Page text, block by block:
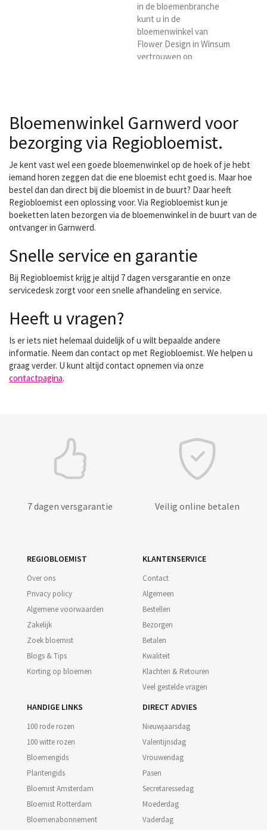
in de bloemenbranche
kunt u in de
bloemenwinkel van
Flower Design in Winsum
vertrouwen op
streven om bloemen en
planten van de best
mogelijke kwaliteit aan te
de regio Winsum.
Bloemenwinkel Garnwerd voor
bezorging via Regiobloemist.
Je kent vast wel een goede bloemenwinkel op de hoek of je hebt
iemand horen zeggen dat die ene bloemist echt goed is. Maar hoe
bestel dan dan direct bij die bloemist in de buurt? Daar heeft
Regiobloemist een oplossing voor. Via Regiobloemist kun je
boeketten laten bezorgen via de bloemenwinkel in de buurt van de
ontvanger in Garnwerd.
Snelle service en garantie
Bij Regiobloemist krijg je altijd 7 dagen versgarantie en onze
servicedesk zorgt voor een snelle afhandeling en service.
Heeft u vragen?
Is er iets niet helemaal duidelijk of u wilt bepaalde andere
informatie. Neem dan contact op met Regiobloemist. We helpen u
graag verder. U kunt altijd contact opnemen via onze
contactpagina.
7 dagen versgarantie Veilig online betalen
REGIOBLOEMIST
Over ons
Privacy policy
Algemene voorwaarden
Zakelijk
Zoek bloemist
Blogs & Tips
Korting op bloemen
KLANTENSERVICE
Contact
Algemeen
Bestellen
Bezorgen
Betalen
Kwaliteit
Klachten & Retouren
Veel gestelde vragen
HANDIGE LINKS
100 rode rozen
100 witte rozen
Bloemengids
Plantengids
Bloemist Amsterdam
Bloemist Rotterdam
Bloemenabonnement
DIRECT ADVIES
Nieuwjaarsdag
Valentijnsdag
Vrouwendag
Pasen
Secretaressedag
Moederdag
Vaderdag